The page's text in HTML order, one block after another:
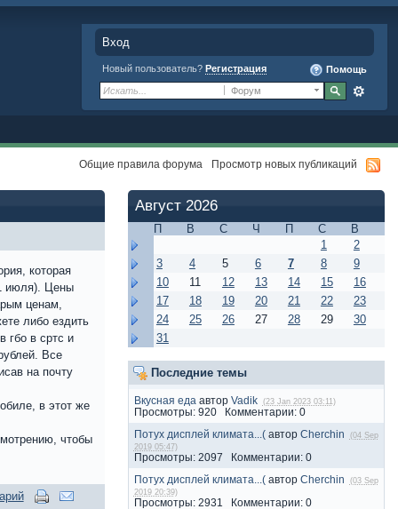
Вход
Новый пользователь? Регистрация Помощь
Форум
Общие правила форума Просмотр новых публикаций
которая
июля). Цены
ценам,
либо ездить
гбо в сртс и
Все
на почту
в этот же
чтобы
Август 2026
П В С Ч П С
В
1
2
3
4 5 6 7 8
9
10
11 12 13 14 15
16
17
18 19 20 21 22
23
24
25 26 27 28 29
30
31
Последние темы
Вкусная еда автор Vadik (23 Jan 2023 03:11)
Просмотры: 920 Комментарии: 0
Потух дисплей климата...(автор Cherchin
(04 Sep
2019 05:47)
Просмотры: 2097 Комментарии: 0
Потух дисплей климата...(автор Cherchin
(03 Sep
2019 20:39)
Просмотры: 2931 Комментарии: 0